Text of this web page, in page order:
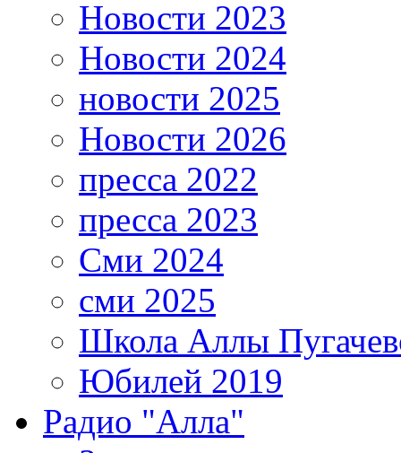
Новости 2023
Новости 2024
новости 2025
Новости 2026
пресса 2022
пресса 2023
Сми 2024
сми 2025
Школа Аллы
Юбилей 2019
Радио "Алла"